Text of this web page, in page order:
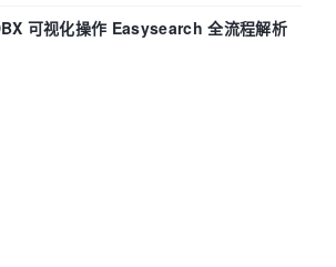
可视化操作 Easysearch 全流程解析